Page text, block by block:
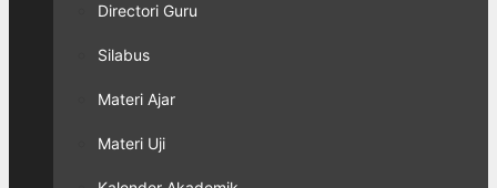
Directori Guru
Silabus
Materi Ajar
Materi Uji